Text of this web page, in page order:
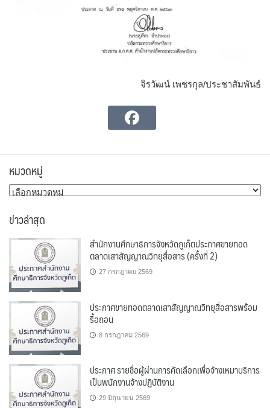
จิรวัฒน์ เพชรกุล/ประชาสัมพันธ์
หมวดหมู่
หมวด
ข่าวล่าสุด
สำนักงานศึกษาธิการจังหวัดภูเก็ตประกาศขายทอด
ตลาดเสาสัญญาณวิทยุสื่อสาร (ครั้งที่ 2)
27 กรกฎาคม 2569
ประกาศขายทอดตลาดเสาสัญญาณวิทยุสื่อสารพร้อม
รื้อถอน
8 กรกฎาคม 2569
ประกาศ รายชื่อผู้ผ่านการคัดเลือกเพื่อจ้างเหมาบริการ
เป็นพนักงานจ้างปฏิบัติงาน
29 มิถุนายน 2569